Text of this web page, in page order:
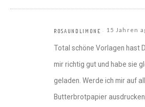
ROSAUNDLIMONE 15 Jahren
Total schöne Vorlagen hast
mir richtig gut und habe sie
geladen. Werde ich mir auf
Butterbrotpapier